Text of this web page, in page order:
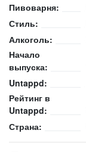
Пивоварня:
Стиль:
Алкоголь:
Начало
выпуска:
Untappd:
Рейтинг в
Untappd:
Страна: